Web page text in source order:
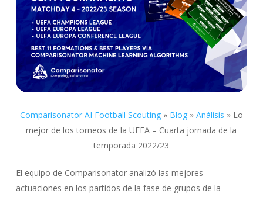
Comparisonator AI Football Scouting» Blog» Análisis » Lo
mejor de los torneos de la UEFA – Cuarta jornada de la
temporada 2022/23
El equipo de Comparisonator analizó las mejores
actuaciones en los partidos de la fase de grupos de la